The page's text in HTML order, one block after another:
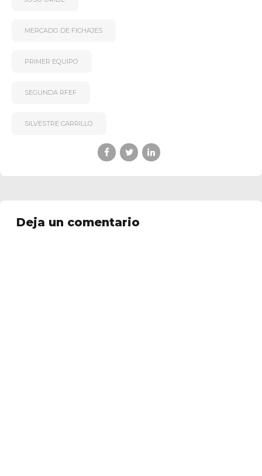
MERCADO DE FICHAJES
PRIMER EQUIPO
SEGUNDA RFEF
SILVESTRE CARRILLO
Deja un comentario